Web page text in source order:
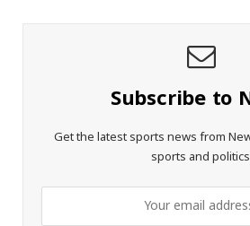
Subscribe to
Get the latest sports news from
sports and